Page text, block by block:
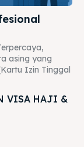
asing yang
Izin Tinggal
VISA HAJI &